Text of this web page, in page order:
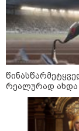
09:39 / 06-08-2026
რეალურად ახდა